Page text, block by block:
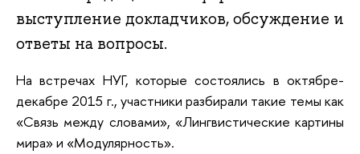
выступление докладчиков, обсуждение и
ответы на вопросы.
На встречах НУГ, которые состоялись в октябре-
декабре 2015 г., участники разбирали такие темы как
«Связь между словами», «Лингвистические картины
мира» и «Модулярность».